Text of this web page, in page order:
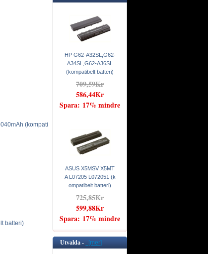
(kompati
batteri)
HP G62-A32SL,G62-
A34SL,G62-A36SL
(kompatibelt batteri)
709,59Kr
586,44Kr
Spara: 17% mindre
ASUS X5MSV X5MT
A L07205 L072051 (k
ompatibelt batteri)
725,85Kr
599,88Kr
Spara: 17% mindre
Utvalda - [mer]